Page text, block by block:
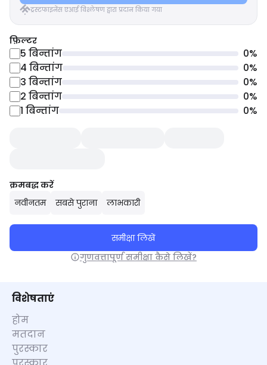
ट्रस्टफाइनेंस एआई विश्लेषण द्वारा प्रदान किया गया
फ़िल्टर
5 बिन्तांग 0%
4 बिन्तांग 0%
3 बिन्तांग 0%
2 बिन्तांग 0%
1 बिन्तांग 0%
क्रमबद्ध करें
नवीनतम
सबसे पुराना लाभकारी
समीक्षा लिखें
गुणवत्तापूर्ण समीक्षा कैसे लिखें?
विशेषताएं
होम
मतदान
पुरस्कार